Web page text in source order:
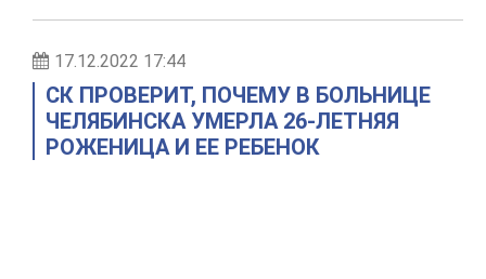
17.12.2022 17:44
СК ПРОВЕРИТ, ПОЧЕМУ В БОЛЬНИЦЕ
ЧЕЛЯБИНСКА УМЕРЛА 26-ЛЕТНЯЯ
РОЖЕНИЦА И ЕЕ РЕБЕНОК